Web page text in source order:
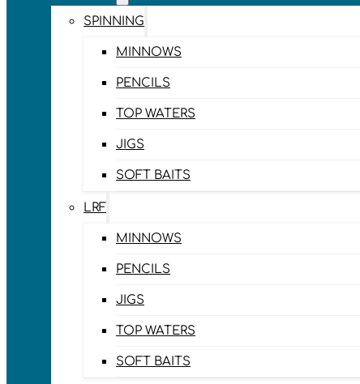
SPINNING
MINNOWS
PENCILS
TOP WATERS
JIGS
SOFT BAITS
LRF
MINNOWS
PENCILS
JIGS
TOP WATERS
SOFT BAITS